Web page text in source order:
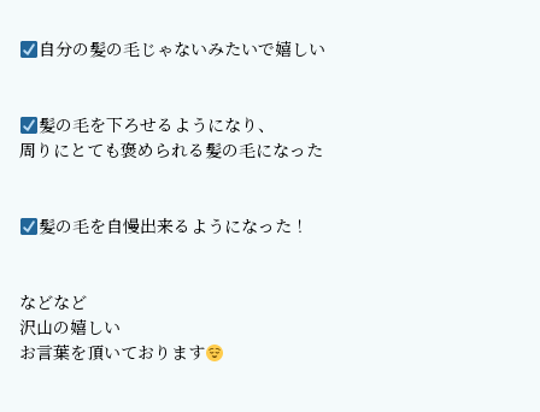
自分の髪の毛じゃないみたいで嬉しい
髪の毛を下ろせるようになり、
周りにとても褒められる髪の毛になった
髪の毛を自慢出来るようになった！
などなど
沢山の嬉しい
お言葉を頂いております